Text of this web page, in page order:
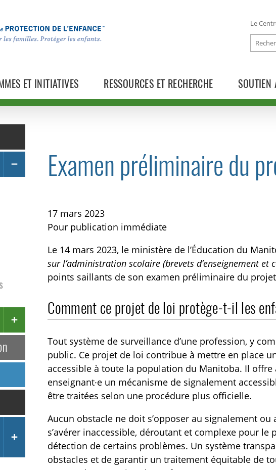
ET INITIATIVES RESSOURCES ET RECHERCHE SOUTIEN
Le
TOGGLE BLOGUE SUBLIST
TOGGLE MANQUEMENTS DES TECHNOS SUBLIST
Examen préliminaire du
17 mars 2023
Pour publication immédiate
Le 14 mars 2023, le ministère de l’Éducation du
sur l’administration scolaire (brevets d’enseignement et
points saillants de son examen préliminaire du
Comment ce projet de loi protège-t-il les
Tout système de surveillance d’une profession, y
public. Ce projet de loi contribue à mettre en place
accessible à toute la population du Manitoba. Il offre
enseignant·e un mécanisme de signalement
être traitées selon une procédure plus officielle.
Aucun obstacle ne doit s’opposer au signalement
s’avérer inaccessible, déroutant et complexe pour
détection de certains problèmes. Un système
obstacles et de garantir un traitement équitable de